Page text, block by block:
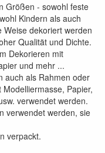
Größen - sowohl feste
Kindern als auch
Weise dekoriert werden
Qualität und Dichte.
Dekorieren mit
und mehr ...
auch als Rahmen oder
Papier,
verwendet werden.
verwendet werden, sie
verpackt.